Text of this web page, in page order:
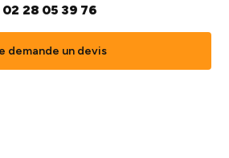
02 28 05 39 76
demande un devis